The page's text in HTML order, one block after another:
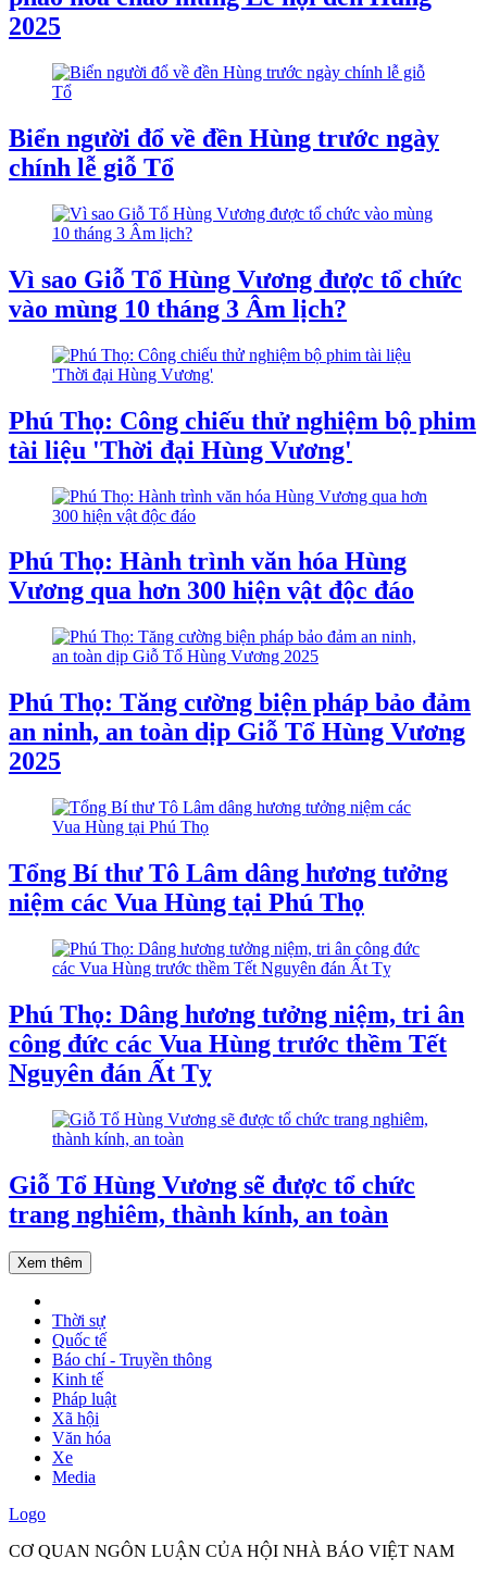
2025
Biển người đổ về đền Hùng trước ngày
chính lễ giỗ Tổ
Vì sao Giỗ Tổ Hùng Vương được tổ chức
vào mùng 10 tháng 3 Âm lịch?
Phú Thọ: Công chiếu thử nghiệm bộ phim
tài liệu 'Thời đại Hùng Vương'
Phú Thọ: Hành trình văn hóa Hùng
Vương qua hơn 300 hiện vật độc đáo
Phú Thọ: Tăng cường biện pháp bảo đảm
an ninh, an toàn dịp Giỗ Tổ Hùng Vương
2025
Tổng Bí thư Tô Lâm dâng hương tưởng
niệm các Vua Hùng tại Phú Thọ
Phú Thọ: Dâng hương tưởng niệm, tri ân
công đức các Vua Hùng trước thềm Tết
Nguyên đán Ất Tỵ
Giỗ Tổ Hùng Vương sẽ được tổ chức
trang nghiêm, thành kính, an toàn
Xem thêm
Thời sự
Quốc tế
Báo chí - Truyền thông
Kinh tế
Pháp luật
Xã hội
Văn hóa
Xe
Media
Logo
CƠ QUAN NGÔN LUẬN CỦA HỘI NHÀ BÁO VIỆT NAM